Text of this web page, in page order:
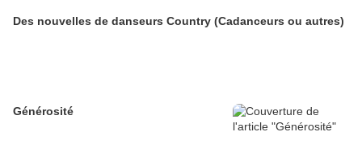
Des nouvelles de danseurs Country (Cadanceurs ou autres)
Générosité